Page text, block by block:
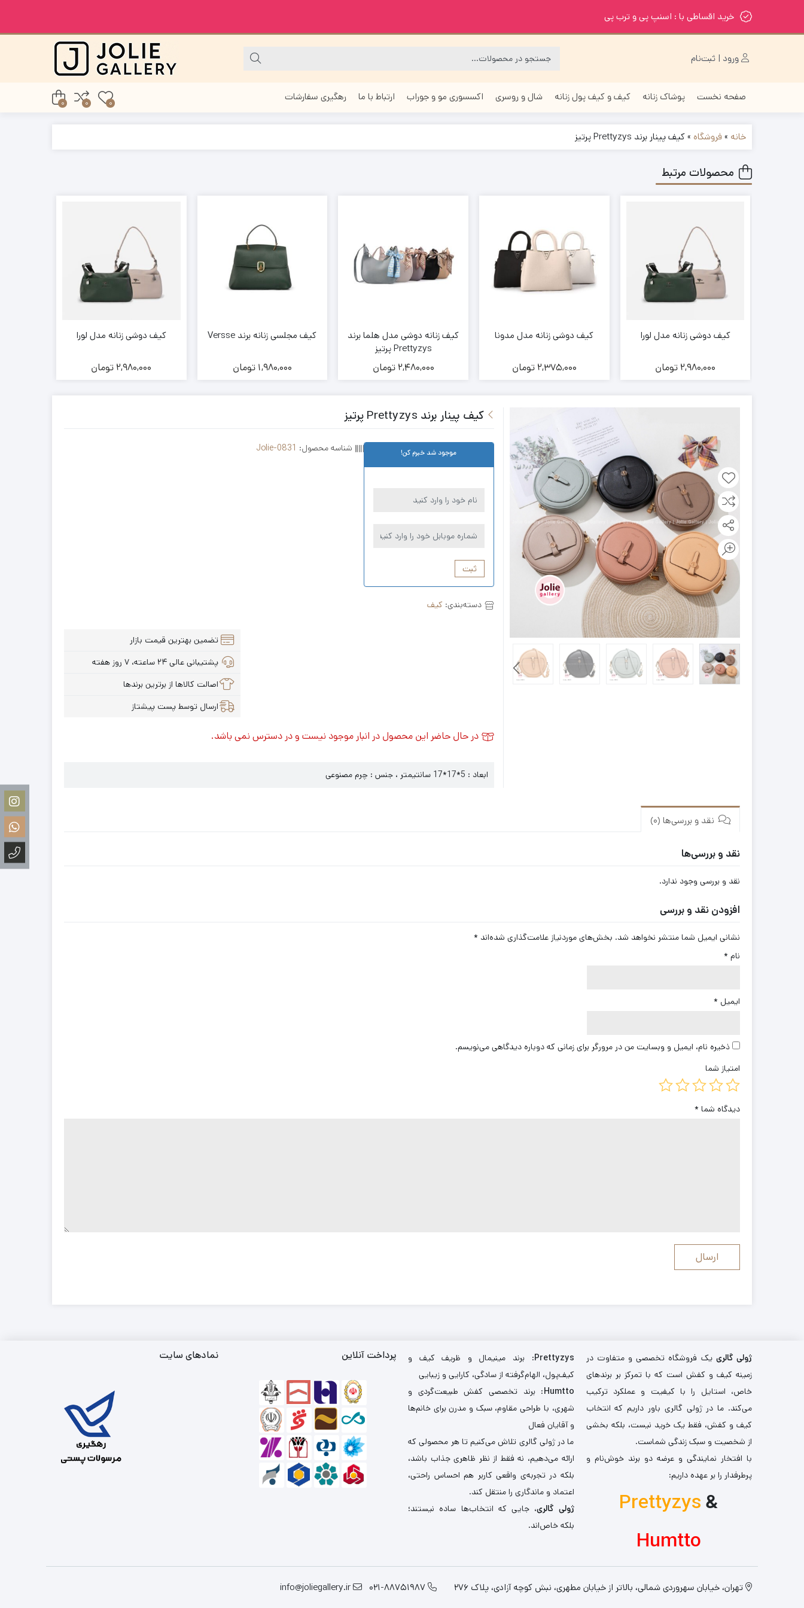
خرید اقساطی با : اسنپ پی و ترب پی
ورود | ثبت‌نام
صفحه نخست پوشاک زنانه کیف و کیف پول زنانه شال و روسری اکسسوری مو و جوراب ارتباط با ما رهگیری سفارشات
0
0
0
خانه »فروشگاه »کیف پینار برند Prettyzys پرتیز
محصولات مرتبط
کیف دوشی زنانه مدل لورا
2,980,000 تومان
کیف دوشی زنانه مدل مدونا
2,375,000 تومان
کیف زنانه دوشی مدل هلما برند
Prettyzys پرتیز
2,480,000 تومان
کیف مجلسی زنانه برند Versse
1,980,000 تومان
کیف دوشی زنانه مدل لورا
2,980,000 تومان
کیف پینار برند Prettyzys پرتیز
موجود شد خبرم کن!
ثبت
شناسه محصول: Jolie-0831
دسته‌بندی: کیف
تضمین بهترین قیمت بازار
پشتیبانی عالی ۲۴ ساعته، ۷ روز هفته
اصالت کالاها از برترین برندها
ارسال توسط پست پیشتاز
در حال حاضر این محصول در انبار موجود نیست و در دسترس نمی باشد.
ابعاد : 5*17*17 سانتیمتر ، جنس : چرم مصنوعی
نقد و بررسی‌ها (0)
نقد و بررسی‌ها
نقد و بررسی وجود ندارد.
افزودن نقد و بررسی
نشانی ایمیل شما منتشر نخواهد شد. بخش‌های موردنیاز علامت‌گذاری شده‌اند *
نام *
ایمیل *
ذخیره نام، ایمیل و وبسایت من در مرورگر برای زمانی که دوباره دیدگاهی می‌نویسم.
امتیاز شما
دیدگاه شما *
ژولی گالری یک فروشگاه تخصصی و متفاوت در
زمینه کیف و کفش است که با تمرکز بر برندهای
خاص، استایل را با کیفیت و عملکرد ترکیب
می‌کند. ما در ژولی گالری باور داریم که انتخاب
کیف و کفش، فقط یک خرید نیست، بلکه بخشی
از شخصیت و سبک زندگی شماست.
با افتخار نمایندگی و عرضه دو برند خوش‌نام و
پرطرفدار را بر عهده داریم:
Prettyzys&
Humtto
Prettyzys: برند مینیمال و ظریف کیف و
کیف‌پول، الهام‌گرفته از سادگی، کارایی و زیبایی
Humtto: برند تخصصی کفش طبیعت‌گردی و
شهری، با طراحی مقاوم، سبک و مدرن برای خانم‌ها
و آقایان فعال
ما در ژولی گالری تلاش می‌کنیم تا هر محصولی که
ارائه می‌دهیم، نه فقط از نظر ظاهری جذاب باشد،
بلکه در تجربه‌ی واقعی کاربر هم احساس راحتی،
اعتماد و ماندگاری را منتقل کند.
ژولی گالری، جایی که انتخاب‌ها ساده نیستند؛
بلکه خاص‌اند.
پرداخت آنلاین نمادهای سایت
تهران، خیابان سهروردی شمالی، بالاتر از خیابان مطهری، نبش کوچه آزادی، پلاک 276 021-88751987
info@joliegallery.ir